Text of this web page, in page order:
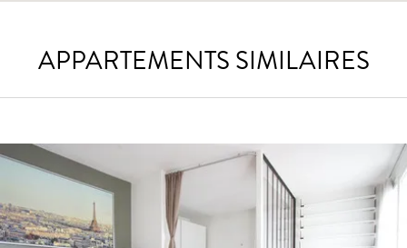
APPARTEMENTS SIMILAIRES